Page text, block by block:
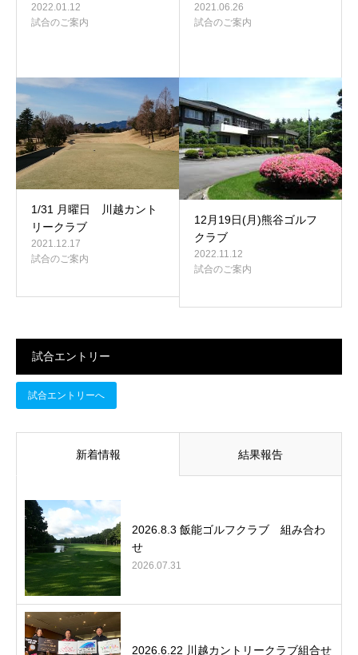
2022.01.12
試合のご案内
2021.06.26
試合のご案内
1/31 月曜日 川越カント
リークラブ
2021.12.17
試合のご案内
12月19日(月)熊谷ゴルフ
クラブ
2022.11.12
試合のご案内
試合エントリー
試合エントリーへ
新着情報 結果報告
2026.8.3 飯能ゴルフクラブ 組み合わ
せ
2026.07.31
2026.6.22 川越カントリークラブ組合せ